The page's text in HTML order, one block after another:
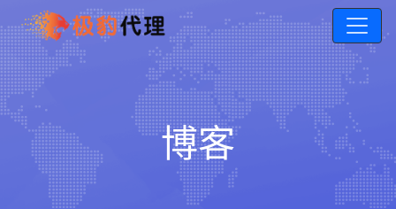
博客